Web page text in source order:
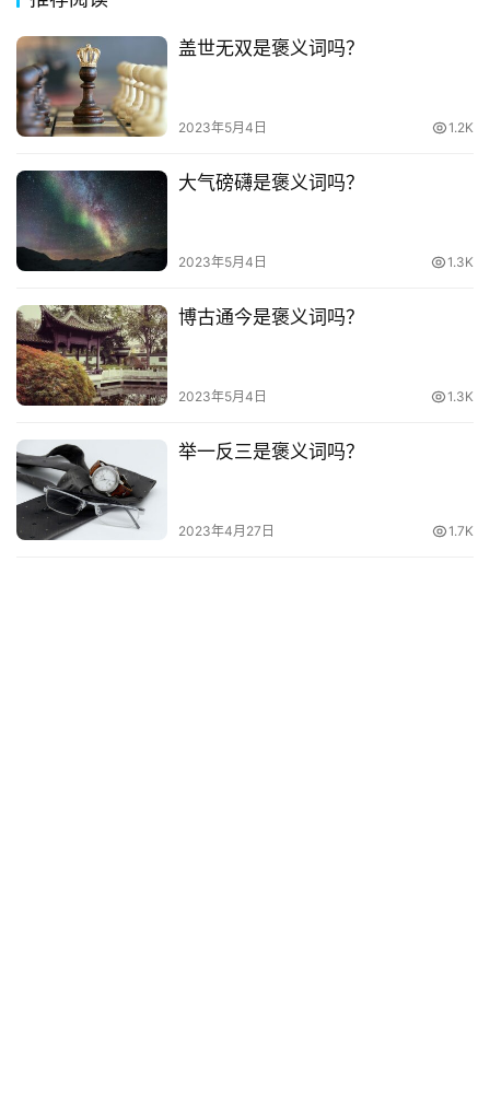
诗
词
常
用
贺
词
网
络
词
电
影
其
他
登录
盖世无双是褒义词吗？
2023年5月4日 1.2K
大气磅礴是褒义词吗？
2023年5月4日 1.3K
博古通今是褒义词吗？
2023年5月4日 1.3K
举一反三是褒义词吗？
2023年4月27日 1.7K